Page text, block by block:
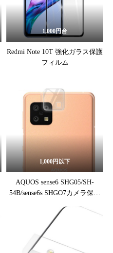
1,000円台
Redmi Note 10T 強化ガラス保護
フィルム
1,000円以下
AQUOS sense6 SHG05/SH-
54B/sense6s SHGO7カメラ保護